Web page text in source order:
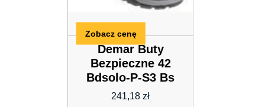
Demar Buty
Bezpieczne 42
Bdsolo-P-S3 Bs
241,18 zł
Zobacz cenę